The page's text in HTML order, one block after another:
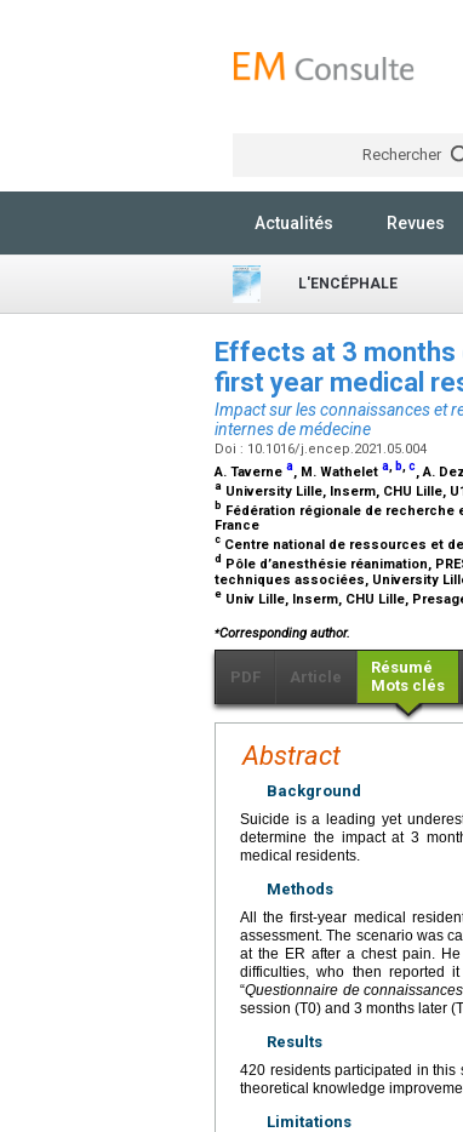
Rechercher
Actualités Revues
L'ENCÉPHALE
Effects at 3
first year medical
Impact sur les connaissances et
internes de médecine
Doi : 10.1016/j.encep.2021.05.004
A. Taverne a, M. Wathelet a, b,c, A.
a University Lille, Inserm, CHU Lille,
b Fédération régionale de recherche
France
c Centre national de ressources et
d Pôle d’anesthésie réanimation,
techniques associées, University
e Univ Lille, Inserm, CHU Lille,
⁎Corresponding author.
PDF Article
Résumé
Mots clés
Abstract
Background
Suicide is a leading yet
determine the impact at 3
medical residents.
Methods
All the first-year medical
assessment. The scenario was
at the ER after a chest pain.
difficulties, who then reported
“Questionnaire de
session (T0) and 3 months later
Results
420 residents participated in this
theoretical knowledge
Limitations